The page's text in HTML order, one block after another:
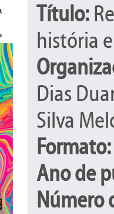
Título:
história
Dias
Silva
Formato:
Ano de
Número